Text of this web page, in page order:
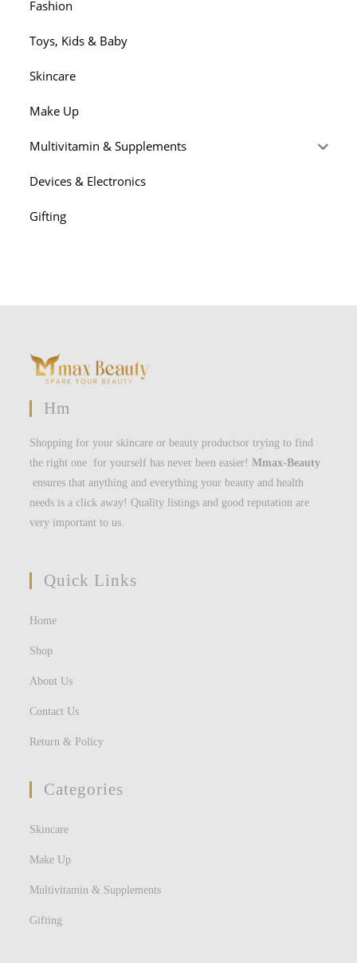
Fashion
Toys, Kids & Baby
Skincare
Make Up
Multivitamin & Supplements
Devices & Electronics
Gifting
Hm
Shopping for your skincare or beauty productsor trying to find
the right one for yourself has never been easier!Mmax-Beauty
ensures that anything and everything your beauty and health
needs is a click away! Quality listings and good reputation are
very important to us.
Quick Links
Home
Shop
About Us
Contact Us
Return & Policy
Categories
Skincare
Make Up
Multivitamin & Supplements
Gifting